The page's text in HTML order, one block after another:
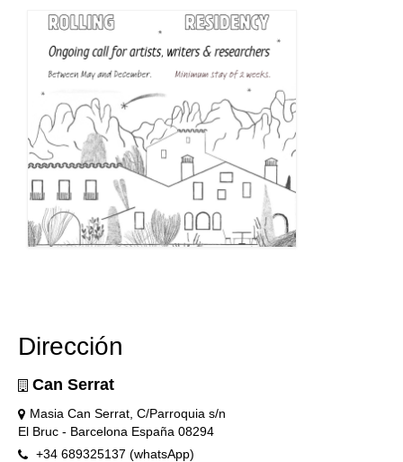
Dirección
Can Serrat
Masia Can Serrat, C/Parroquia s/n
El Bruc - Barcelona España 08294
+34 689325137 (whatsApp)